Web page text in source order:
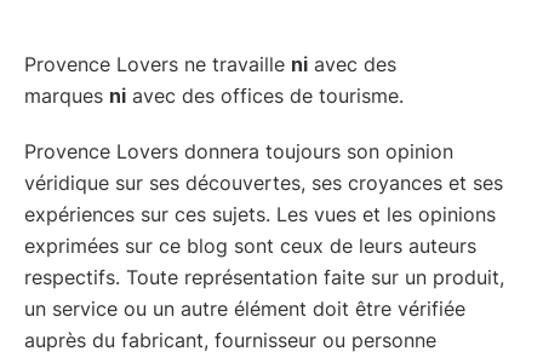
Provence Lovers ne travaille ni avec des
marques ni avec des offices de tourisme.
Provence Lovers donnera toujours son opinion
véridique sur ses découvertes, ses croyances et ses
expériences sur ces sujets. Les vues et les opinions
exprimées sur ce blog sont ceux de leurs auteurs
respectifs. Toute représentation faite sur un produit,
un service ou un autre élément doit être vérifiée
auprès du fabricant, fournisseur ou personne